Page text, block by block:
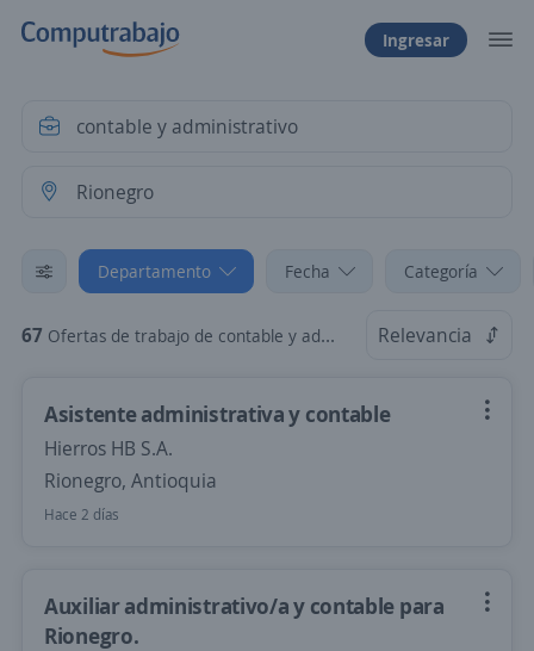
Ingresar
Departamento Fecha Categoría
67 Ofertas de trabajo de contable y administrativo en Rionegro, Antioquia Relevancia
Asistente administrativa y contable
Hierros HB S.A.
Rionegro, Antioquia
Hace 2 días
Auxiliar administrativo/a y contable para
Rionegro.